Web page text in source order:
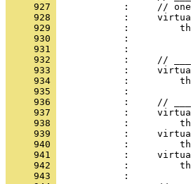
     927
     928
     929
     930
     931
     932
     933
     934
     935
     936
     937
     938
     939
     940
     941
     942
     943